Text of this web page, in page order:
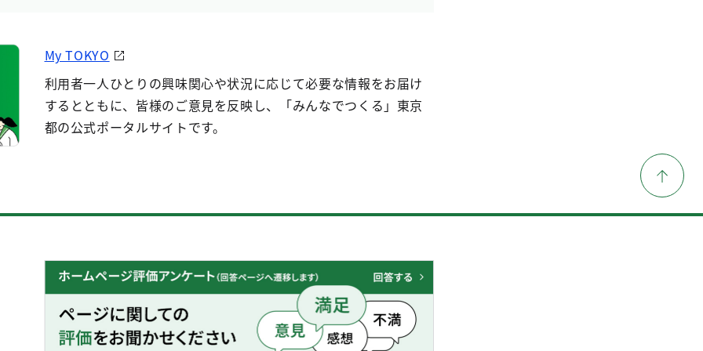
My TOKYO
利用者一人ひとりの興味関心や状況に応じて必要な情報をお届け
するとともに、皆様のご意見を反映し、「みんなでつくる」東京
都の公式ポータルサイトです。